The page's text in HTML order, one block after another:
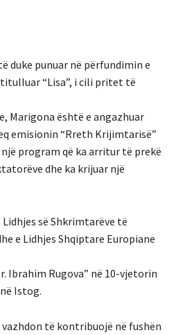
duke punuar në përfundimin e
“Lisa”, i cili pritet të
Marigona është e angazhuar
emisionin “Rreth Krijimtarisë”
program që ka arritur të prekë
dhe ka krijuar një
së Shkrimtarëve të
e Lidhjes Shqiptare Europiane
Ibrahim Rugova” në 10-vjetorin
Istog.
të kontribuojë në fushën